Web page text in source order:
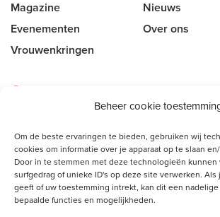
Beheer cookie
Om de beste ervaringen te bieden, gebruiken wij
cookies om informatie over je apparaat op te slaan
Door in te stemmen met deze technologieën kunnen
surfgedrag of unieke ID's op deze site verwerken.
geeft of uw toestemming intrekt, kan dit een
bepaalde functies en mogelijkheden.
Magazine
Evenementen
Vrouwenkringen
Nieuws
Over ons
Contact
Noordelijke Dwarsweg 5E
2761 GA Zevenhuizen
T:
06 48 87 63 70